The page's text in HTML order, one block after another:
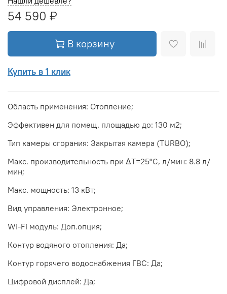
54 590 ₽
В корзину
Купить в 1 клик
Область применения: Отопление;
Эффективен для помещ. площадью до: 130 м2;
Тип камеры сгорания: Закрытая камера (TURBO);
Макс. производительность при ΔТ=25°С, л/мин: 8.8 л/
мин;
Макс. мощность: 13 кВт;
Вид управления: Электронное;
Wi-Fi модуль: Доп.опция;
Контур водяного отопления: Да;
Контур горячего водоснабжения ГВС: Да;
Цифровой дисплей: Да;